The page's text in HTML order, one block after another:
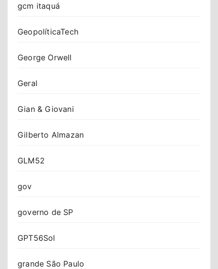
gcm itaquá
GeopolíticaTech
George Orwell
Geral
Gian & Giovani
Gilberto Almazan
GLM52
gov
governo de SP
GPT56Sol
grande São Paulo